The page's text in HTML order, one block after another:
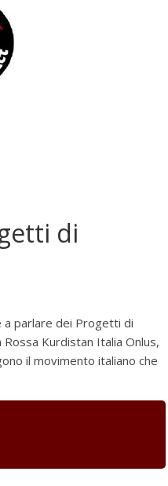
di
a parlare dei Progetti di
Kurdistan Italia Onlus,
il movimento italiano che